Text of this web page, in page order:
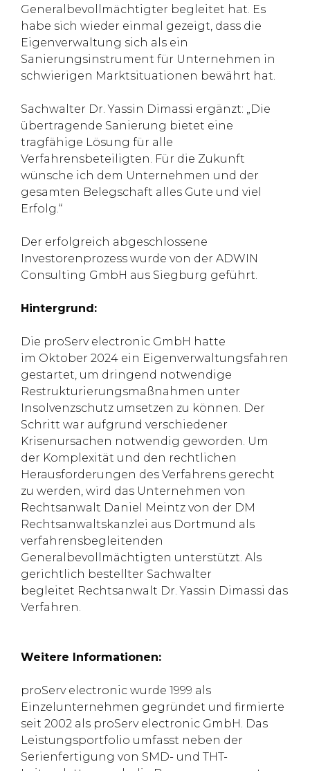
Generalbevollmächtigter begleitet hat. Es
habe sich wieder einmal gezeigt, dass die
Eigenverwaltung sich als ein
Sanierungsinstrument für Unternehmen in
schwierigen Marktsituationen bewährt hat.
Sachwalter Dr. Yassin Dimassi ergänzt: „Die
übertragende Sanierung bietet eine
tragfähige Lösung für alle
Verfahrensbeteiligten. Für die Zukunft
wünsche ich dem Unternehmen und der
gesamten Belegschaft alles Gute und viel
Erfolg.“
Der erfolgreich abgeschlossene
Investorenprozess wurde von der ADWIN
Consulting GmbH aus Siegburg geführt.
Hintergrund:
Die proServ electronic GmbH hatte
im Oktober 2024 ein Eigenverwaltungsfahren
gestartet, um dringend notwendige
Restrukturierungs­maßnahmen unter
Insolvenzschutz umsetzen zu können. Der
Schritt war aufgrund verschiedener
Krisenursachen notwendig geworden. Um
der Komplexität und den rechtlichen
Herausforderungen des Verfahrens gerecht
zu werden, wird das Unternehmen von
Rechtsanwalt Daniel Meintz von der DM
Rechtsanwaltskanzlei aus Dortmund als
verfahrensbegleitenden
Generalbevollmächtigten unterstützt. Als
gerichtlich bestellter Sachwalter
begleitet Rechtsanwalt Dr. Yassin Dimassi das
Verfahren.
Weitere Informationen:
proServ electronic wurde 1999 als
Einzelunternehmen gegründet und firmierte
seit 2002 als proServ electronic GmbH. Das
Leistungsportfolio umfasst neben der
Serienfertigung von SMD- und THT-